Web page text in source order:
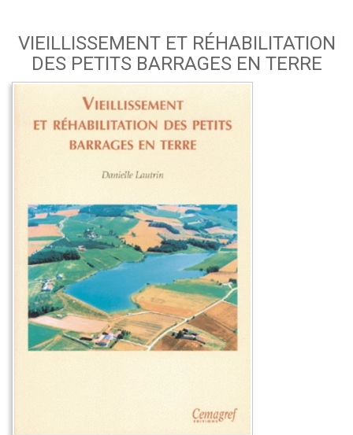
VIEILLISSEMENT ET RÉHABILITATION
DES PETITS BARRAGES EN TERRE